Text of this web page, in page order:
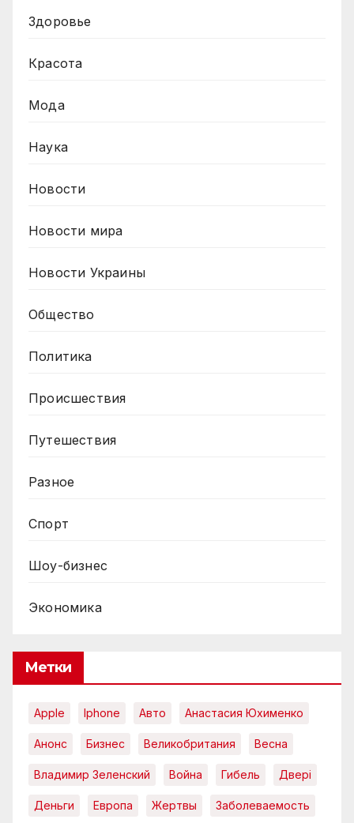
Здоровье
Красота
Мода
Наука
Новости
Новости мира
Новости Украины
Общество
Политика
Происшествия
Путешествия
Разное
Спорт
Шоу-бизнес
Экономика
Метки
Apple Iphone Авто Анастасия Юхименко
Анонс Бизнес Великобритания Весна
Владимир Зеленский Война Гибель Двері
Деньги Европа Жертвы Заболеваемость